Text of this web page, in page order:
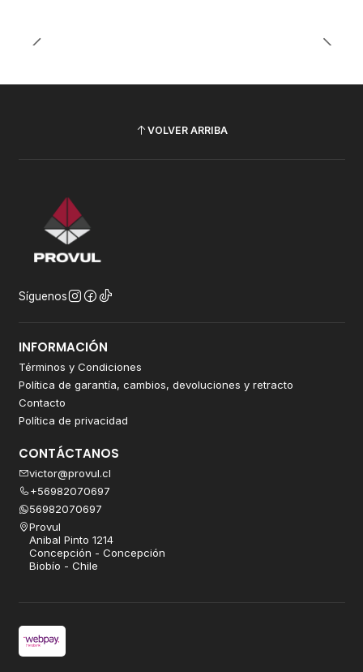
VOLVER ARRIBA
Síguenos
INFORMACIÓN
Términos y Condiciones
Política de garantía, cambios, devoluciones y retracto
Contacto
Política de privacidad
CONTÁCTANOS
victor@provul.cl
+56982070697
56982070697
Provul
Anibal Pinto 1214
Concepción - Concepción
Biobío - Chile